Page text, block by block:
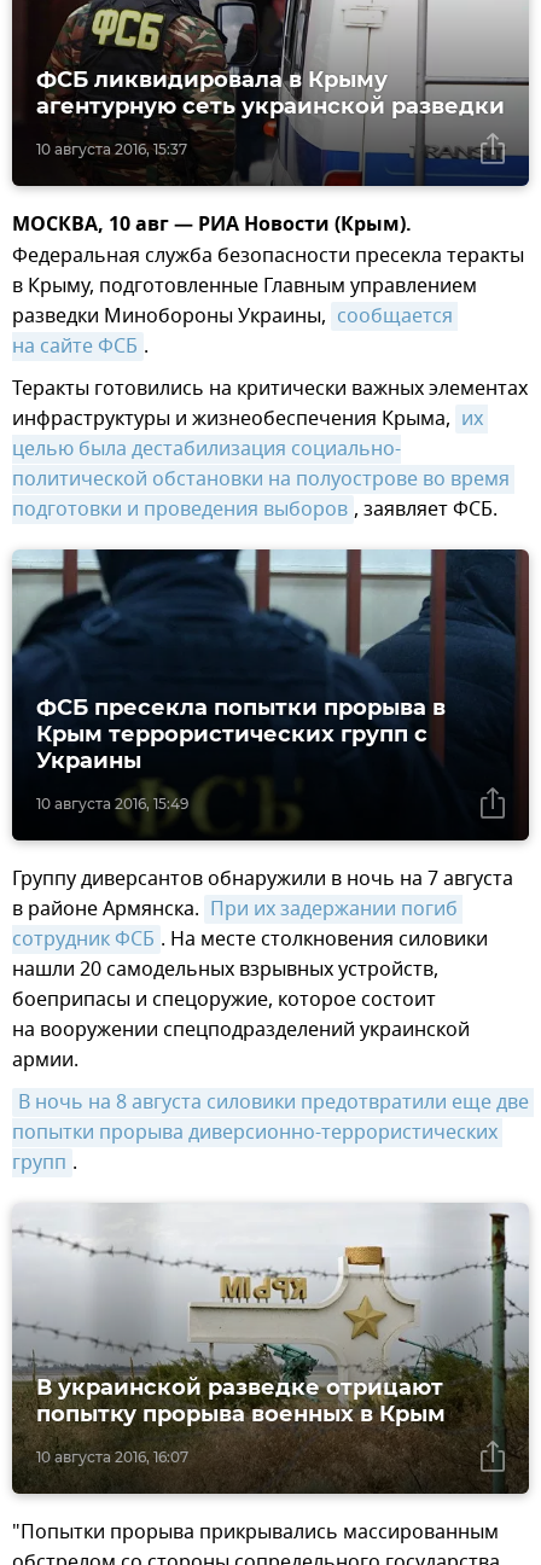
10 августа 2016, 15:37
ФСБ ликвидировала в Крыму
агентурную сеть украинской разведки
МОСКВА, 10 авг — РИА Новости (Крым).
Федеральная служба безопасности пресекла теракты
в Крыму, подготовленные Главным управлением
разведки Минобороны Украины, сообщается
на сайте ФСБ .
Теракты готовились на критически важных элементах
инфраструктуры и жизнеобеспечения Крыма, их
целью была дестабилизация социально-
политической обстановки на полуострове во время
подготовки и проведения выборов , заявляет ФСБ.
10 августа 2016, 15:49
ФСБ пресекла попытки прорыва в
Крым террористических групп с
Украины
Группу диверсантов обнаружили в ночь на 7 августа
в районе Армянска. При их задержании погиб
сотрудник ФСБ . На месте столкновения силовики
нашли 20 самодельных взрывных устройств,
боеприпасы и спецоружие, которое состоит
на вооружении спецподразделений украинской
армии.
В ночь на 8 августа силовики предотвратили еще две
попытки прорыва диверсионно-террористических
групп .
10 августа 2016, 16:07
В украинской разведке отрицают
попытку прорыва военных в Крым
"Попытки прорыва прикрывались массированным